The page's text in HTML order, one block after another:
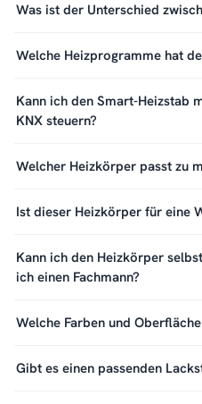
Was ist der Unterschied
Welche Heizprogramme hat
Kann ich den Smart-Heizstab
KNX steuern?
Welcher Heizkörper passt zu
Ist dieser Heizkörper für eine
Kann ich den Heizkörper
ich einen Fachmann?
Welche Farben und
Gibt es einen passenden